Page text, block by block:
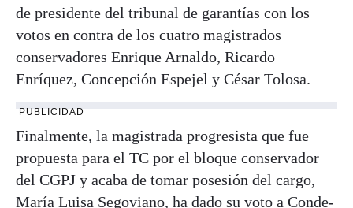
de presidente del tribunal de garantías con los
votos en contra de los cuatro magistrados
conservadores Enrique Arnaldo, Ricardo
Enríquez, Concepción Espejel y César Tolosa.
PUBLICIDAD
Finalmente, la magistrada progresista que fue
propuesta para el TC por el bloque conservador
del CGPJ y acaba de tomar posesión del cargo,
María Luisa Segoviano, ha dado su voto a Conde-